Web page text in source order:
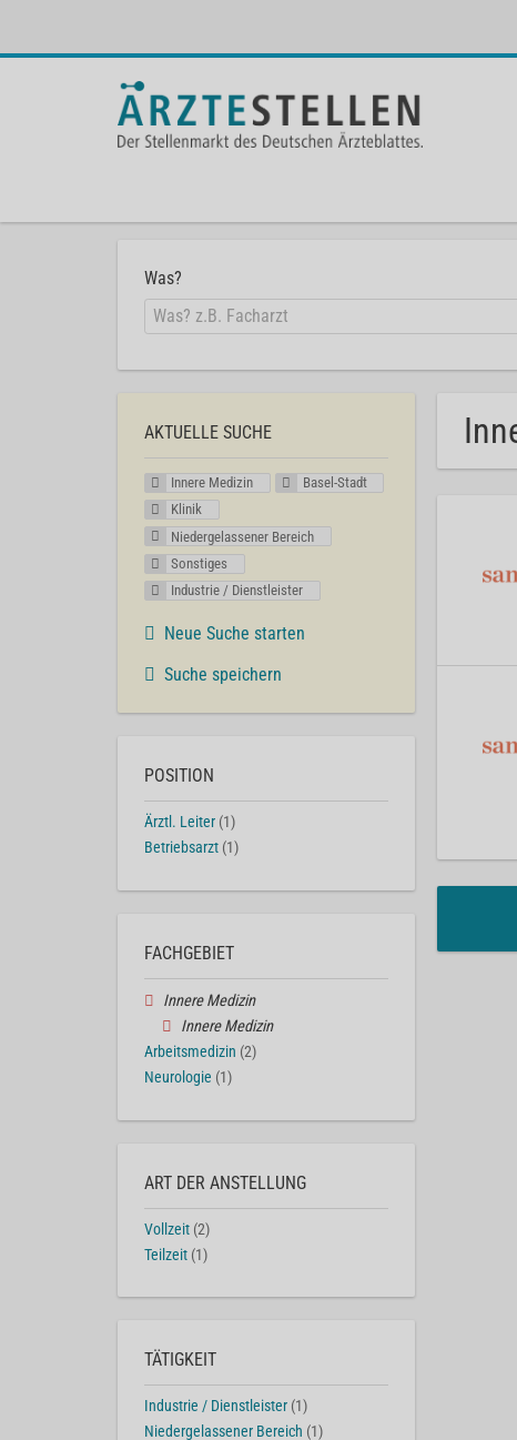
Was?
AKTUELLE SUCHE
Innere Medizin
Basel-Stadt
Klinik
Niedergelassener Bereich
Sonstiges
Industrie / Dienstleister
Neue Suche starten
Suche speichern
POSITION
Ärztl. Leiter (1)
Betriebsarzt (1)
FACHGEBIET
Innere Medizin
Innere Medizin
Arbeitsmedizin (2)
Neurologie (1)
ART DER ANSTELLUNG
Vollzeit (2)
Teilzeit (1)
TÄTIGKEIT
Industrie / Dienstleister (1)
Niedergelassener Bereich (1)